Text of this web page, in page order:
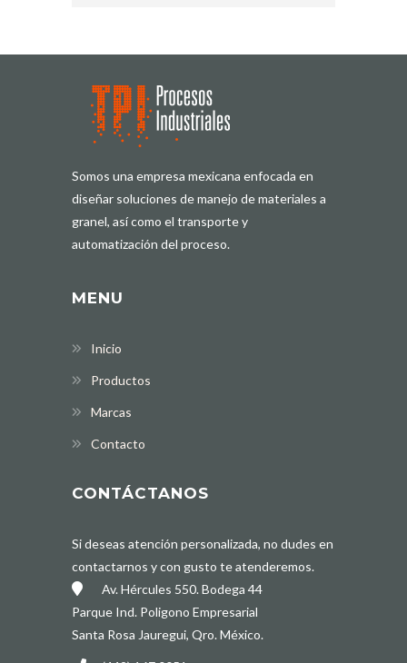
Somos una empresa mexicana enfocada en
diseñar soluciones de manejo de materiales a
granel, así como el transporte y
automatización del proceso.
MENU
Inicio
Productos
Marcas
Contacto
CONTÁCTANOS
Si deseas atención personalizada, no dudes en
contactarnos y con gusto te atenderemos.
Av. Hércules 550. Bodega 44
Parque Ind. Poligono Empresarial
Santa Rosa Jauregui, Qro. México.